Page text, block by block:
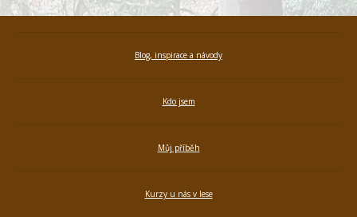
Blog, inspirace a návody
Kdo jsem
Můj příběh
Kurzy u nás v lese